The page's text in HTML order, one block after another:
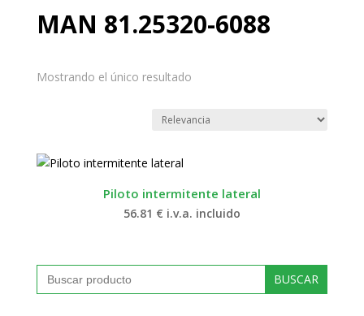
MAN 81.25320-6088
Mostrando el único resultado
Piloto intermitente lateral
56.81 € i.v.a. incluido
Buscar: